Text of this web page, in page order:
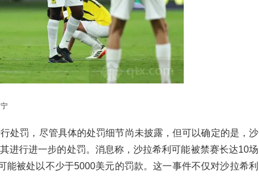
处罚，尽管具体的处罚细节尚未披露，但可以确定的是，沙
进行进一步的处罚。消息称，沙拉希利可能被禁赛长达10场
被处以不少于5000美元的罚款。这一事件不仅对沙拉希利